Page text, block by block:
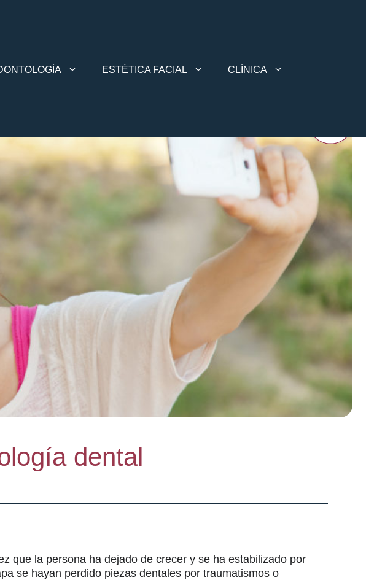
ESTÉTICA FACIAL CLÍNICA
dental
que la persona ha dejado de crecer y se ha estabilizado por
se hayan perdido piezas dentales por traumatismos o